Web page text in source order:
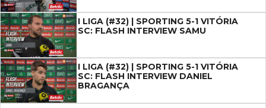
I LIGA (#32) | SPORTING 5-1 VITÓRIA
SC: FLASH INTERVIEW SAMU
I LIGA (#32) | SPORTING 5-1 VITÓRIA
SC: FLASH INTERVIEW DANIEL
BRAGANÇA